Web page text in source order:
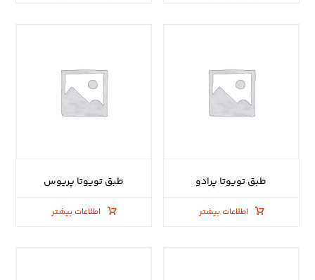
طبق تویوتا پرادو
اطلاعات بیشتر
طبق تویوتا پریوس
اطلاعات بیشتر